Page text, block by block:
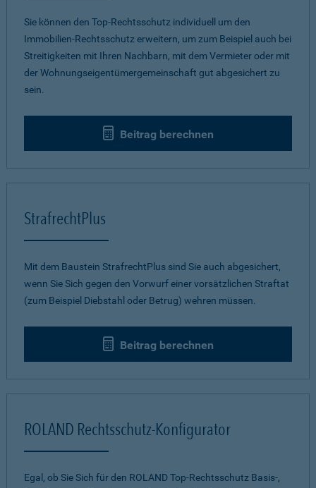
Sie können den Top-Rechtsschutz individuell um den
Immobilien-Rechtsschutz erweitern, um zum Beispiel auch bei
Streitigkeiten mit Ihren Nachbarn, mit dem Vermieter oder mit
der Wohnungseigentümergemeinschaft gut abgesichert zu
sein.
Beitrag berechnen
StrafrechtPlus
Mit dem Baustein StrafrechtPlus sind Sie auch abgesichert,
wenn Sie Sich gegen den Vorwurf einer vorsätzlichen Straftat
(zum Beispiel Diebstahl oder Betrug) wehren müssen.
Beitrag berechnen
ROLAND Rechtsschutz-Konfigurator
Egal, ob Sie Sich für den ROLAND Top-Rechtsschutz Basis-,